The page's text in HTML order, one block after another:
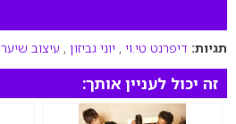
תגיות: דיפרנט טי.וי , יוני גביזון , עיצוב שיער
זה יכול לעניין אותך: